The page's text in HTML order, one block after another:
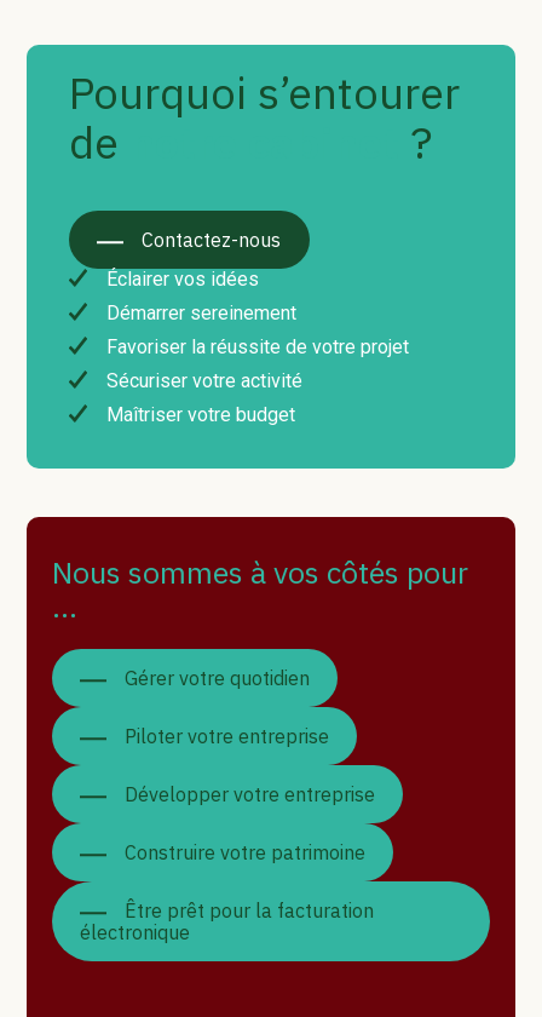
Pourquoi s’entourer
de
?
Contactez-nous
Éclairer vos idées
Démarrer sereinement
Favoriser la réussite de votre projet
Sécuriser votre activité
Maîtriser votre budget
Nous sommes à vos côtés pour
…
Gérer votre quotidien
Piloter votre entreprise
Développer votre entreprise
Construire votre patrimoine
Être prêt pour la facturation
électronique